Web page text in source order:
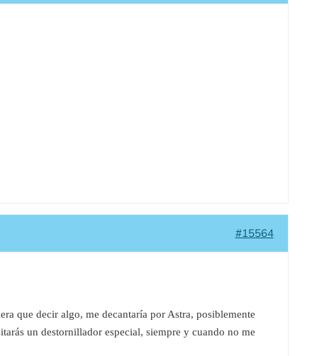
#15564
que decir algo, me decantaría por Astra, posiblemente
un destornillador especial, siempre y cuando no me